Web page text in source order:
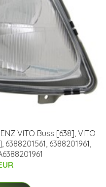
VITO Buss [638], VITO
6388201961,